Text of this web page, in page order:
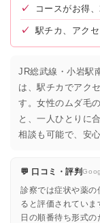
✓ コースがお得
✓ 駅チカ、アク
JR総武線・小岩駅
は、駅チカでアク
す。女性のムダ毛
と、一人ひとりに
相談も可能で、安
💬 口コミ・評判
診察では症状や薬
ると評価されてい
日の順番待ち形式